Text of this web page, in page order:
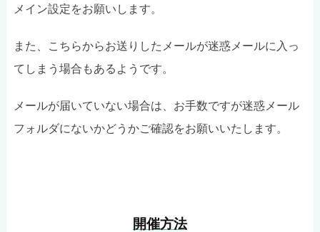
メイン設定をお願いします。
また、こちらからお送りしたメールが迷惑メールに入っ
てしまう場合もあるようです。
メールが届いていない場合は、お手数ですが迷惑メール
フォルダにないかどうかご確認をお願いいたします。
開催方法